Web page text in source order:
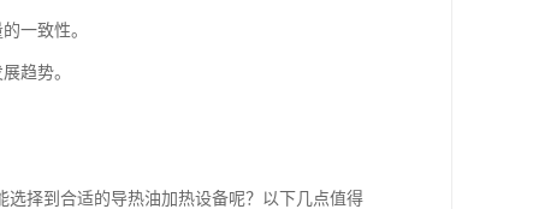
一致性。
趋势。
择到合适的导热油加热设备呢？以下几点值得